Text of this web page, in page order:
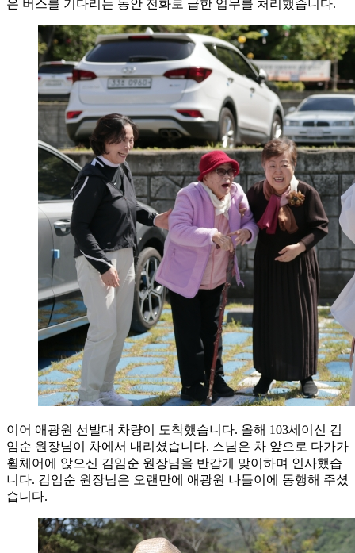
은 버스를 기다리는 동안 전화로 급한 업무를 처리했습니다.
이어 애광원 선발대 차량이 도착했습니다. 올해 103세이신 김
임순 원장님이 차에서 내리셨습니다. 스님은 차 앞으로 다가가
휠체어에 앉으신 김임순 원장님을 반갑게 맞이하며 인사했습
니다. 김임순 원장님은 오랜만에 애광원 나들이에 동행해 주셨
습니다.